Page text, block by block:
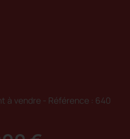
à vendre - Référence : 640